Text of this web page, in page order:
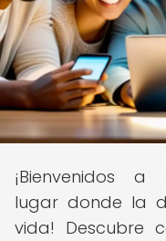
¡Bienvenidos a
lugar donde la
vida! Descubre